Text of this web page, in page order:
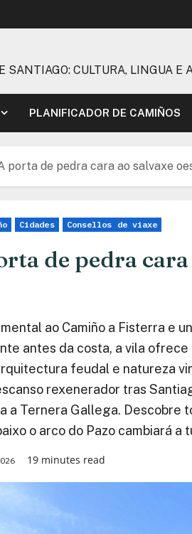
SANTIAGO: CULTURA, LINGUA E
PLANIFICADOR DE CAMIÑOS
porta de pedra cara ao salvaxe
Cidades Consellos de viaxe
de pedra cara
ao Camiño a Fisterra e
antes da costa, a vila
feudal e natureza
rexenerador tras
a Ternera Gallega. Descobre
o arco do Pazo cambiará a
19 minutes read